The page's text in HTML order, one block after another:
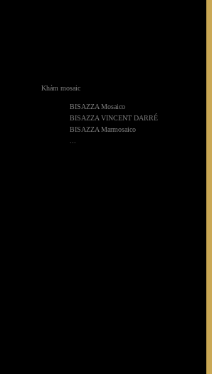
Khảm mosaic
BISAZZA Mosaico
BISAZZA VINCENT DARRÉ
BISAZZA Marmosaico